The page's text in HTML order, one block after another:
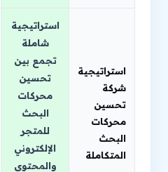
استراتيجية
شركة
تحسين
محركات
البحث
المتكاملة
استراتيجية
شاملة
تجمع بين
تحسين
محركات
البحث
للمتجر
الإلكتروني
والمحتوى